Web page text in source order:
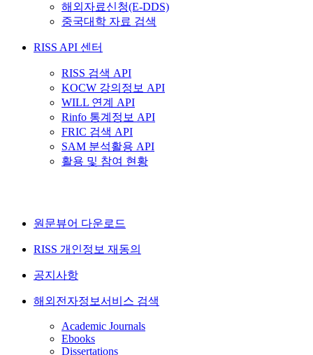
해외자료신청(E-DDS)
중국대학 자료 검색
RISS API 센터
RISS 검색 API
KOCW 강의정보 API
WILL 연계 API
Rinfo 통계정보 API
FRIC 검색 API
SAM 분석활용 API
활용 및 참여 현황
원문뷰어 다운로드
RISS 개인정보 재동의
공지사항
해외전자정보서비스 검색
Academic Journals
Ebooks
Dissertations